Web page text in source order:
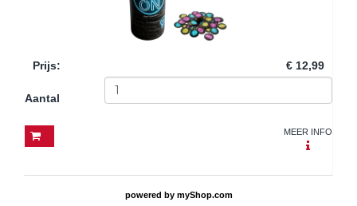
Prijs: € 12,99
Aantal
MEER INFO
powered by myShop.com